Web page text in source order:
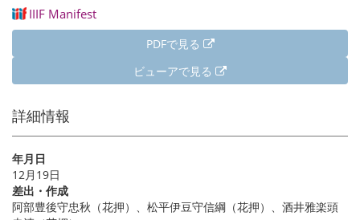
IIIF Manifest
PDFで見る
ビューアで見る
詳細情報
年月日
12月19日
差出・作成
阿部豊後守忠秋（花押）、松平伊豆守信綱（花押）、酒井雅楽頭